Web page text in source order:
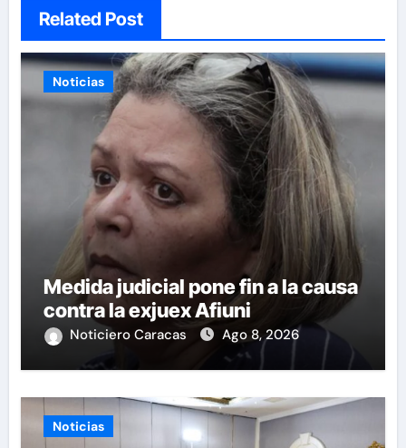
Related Post
Noticias
Medida judicial pone fin a la causa
contra la exjuex Afiuni
Noticiero Caracas Ago 8, 2026
Noticias